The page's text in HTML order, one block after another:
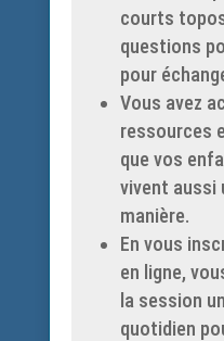
courts
questions
pour
Vous avez
ressources
que vos
vivent aussi
manière.
En vous
en ligne,
la session
quotidien